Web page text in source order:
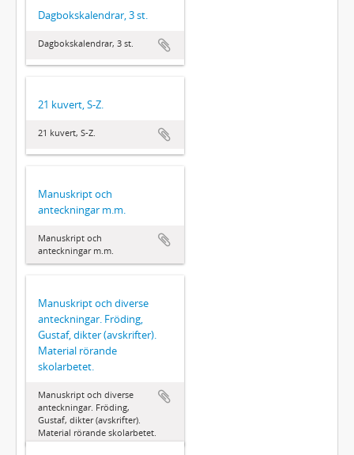
Dagbokskalendrar, 3 st.
Dagbokskalendrar, 3 st.
21 kuvert, S-Z.
21 kuvert, S-Z.
Manuskript och
anteckningar m.m.
Manuskript och
anteckningar m.m.
Manuskript och diverse
anteckningar. Fröding,
Gustaf, dikter (avskrifter).
Material rörande
skolarbetet.
Manuskript och diverse
anteckningar. Fröding,
Gustaf, dikter (avskrifter).
Material rörande skolarbetet.